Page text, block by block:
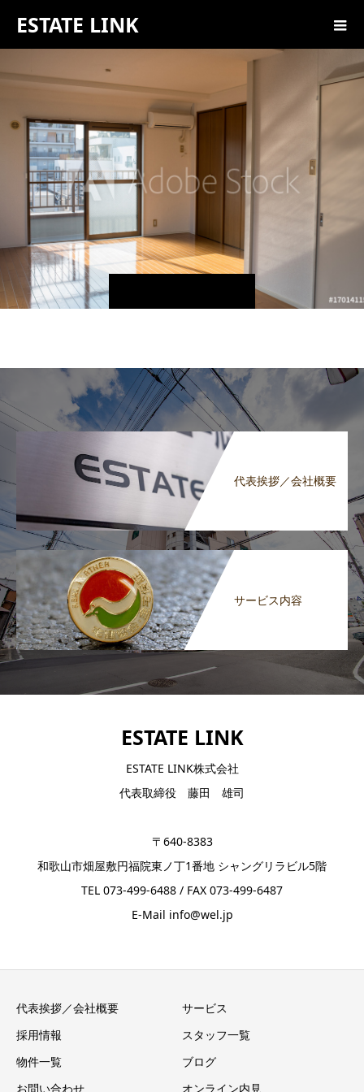
ESTATE LINK
代表挨拶／会社概要
サービス内容
ESTATE LINK
ESTATE LINK株式会社
代表取締役 藤田 雄司
〒640-8383
和歌山市畑屋敷円福院東ノ丁1番地 シャングリラビル5階
TEL 073-499-6488 / FAX 073-499-6487
E-Mail info@wel.jp
代表挨拶／会社概要
サービス
採用情報
スタッフ一覧
物件一覧
ブログ
お問い合わせ
オンライン内見